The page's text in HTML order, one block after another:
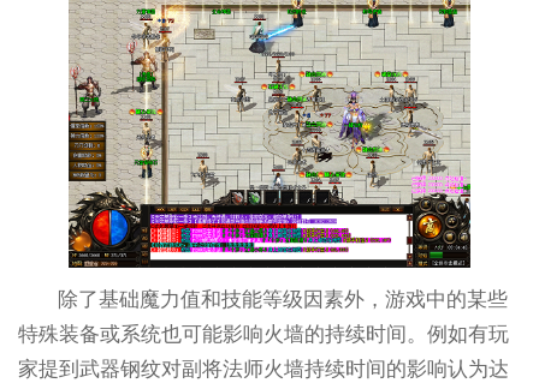
除了基础魔力值和技能等级因素外，游戏中的某些
特殊装备或系统也可能影响火墙的持续时间。例如有玩
家提到武器钢纹对副将法师火墙持续时间的影响认为达